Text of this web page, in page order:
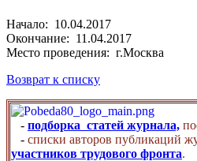
Начало: 10.04.2017
Окончание: 11.04.2017
Место проведения: г.Москва
Возврат к списку
- подборка статей журнала,
- списки авторов публикаций
участников трудового фронта.